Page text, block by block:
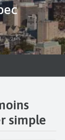
simple